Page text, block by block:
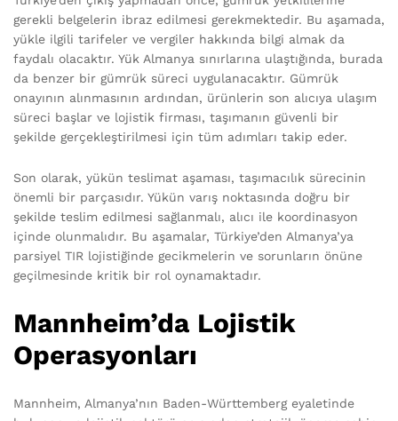
gerekli belgelerin ibraz edilmesi gerekmektedir. Bu aşamada,
yükle ilgili tarifeler ve vergiler hakkında bilgi almak da
faydalı olacaktır. Yük Almanya sınırlarına ulaştığında, burada
da benzer bir gümrük süreci uygulanacaktır. Gümrük
onayının alınmasının ardından, ürünlerin son alıcıya ulaşım
süreci başlar ve lojistik firması, taşımanın güvenli bir
şekilde gerçekleştirilmesi için tüm adımları takip eder.
Son olarak, yükün teslimat aşaması, taşımacılık sürecinin
önemli bir parçasıdır. Yükün varış noktasında doğru bir
şekilde teslim edilmesi sağlanmalı, alıcı ile koordinasyon
içinde olunmalıdır. Bu aşamalar, Türkiye’den Almanya’ya
parsiyel TIR lojistiğinde gecikmelerin ve sorunların önüne
geçilmesinde kritik bir rol oynamaktadır.
Mannheim’da Lojistik
Operasyonları
Mannheim, Almanya’nın Baden-Württemberg eyaletinde